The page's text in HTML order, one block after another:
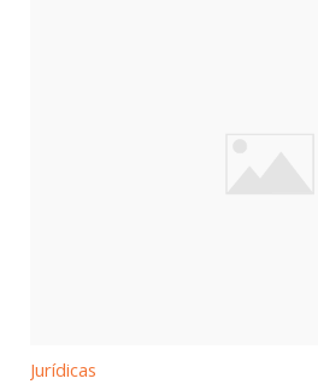
Jurídicas